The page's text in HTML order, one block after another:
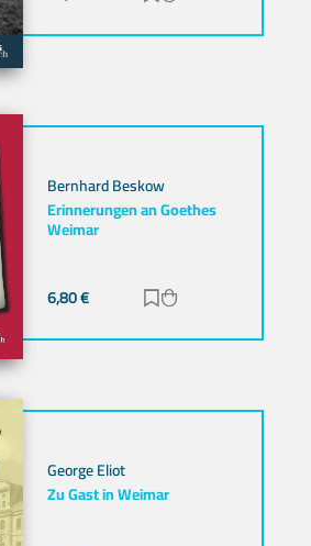
Bernhard Beskow
Erinnerungen an Goethes
Weimar
6,80€ Zur Merkliste
George Eliot
Zu Gast in Weimar